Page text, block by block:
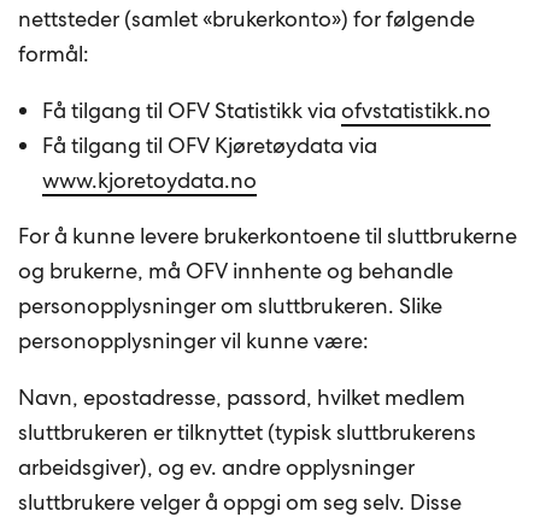
nettsteder (samlet «brukerkonto») for følgende
formål:
Få tilgang til OFV Statistikk viaofvstatistikk.no
Få tilgang til OFV Kjøretøydata via
www.kjoretoydata.no
For å kunne levere brukerkontoene til sluttbrukerne
og brukerne, må OFV innhente og behandle
personopplysninger om sluttbrukeren. Slike
personopplysninger vil kunne være:
Navn, epostadresse, passord, hvilket medlem
sluttbrukeren er tilknyttet (typisk sluttbrukerens
arbeidsgiver), og ev. andre opplysninger
sluttbrukere velger å oppgi om seg selv. Disse